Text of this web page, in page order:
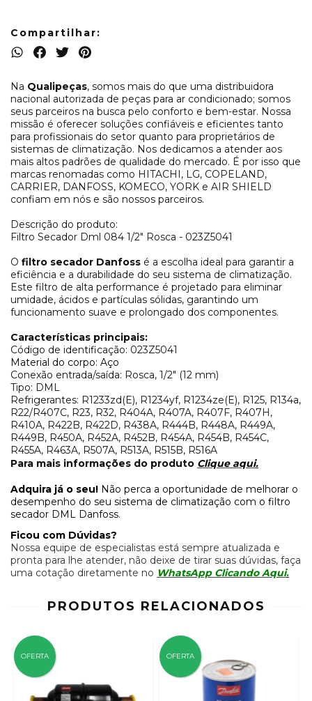
Compartilhar:
Na Qualipeças, somos mais do que uma distribuidora
nacional autorizada de peças para ar condicionado; somos
seus parceiros na busca pelo conforto e bem-estar. Nossa
missão é oferecer soluções confiáveis e eficientes tanto
para profissionais do setor quanto para proprietários de
sistemas de climatização. Nos dedicamos a atender aos
mais altos padrões de qualidade do mercado. É por isso que
marcas renomadas como HITACHI, LG, COPELAND,
CARRIER, DANFOSS, KOMECO, YORK e AIR SHIELD
confiam em nós e são nossos parceiros.
Descrição do produto:
Filtro Secador Dml 084 1/2" Rosca - 023Z5041
O filtro secador Danfoss é a escolha ideal para garantir a
eficiência e a durabilidade do seu sistema de climatização.
Este filtro de alta performance é projetado para eliminar
umidade, ácidos e partículas sólidas, garantindo um
funcionamento suave e prolongado dos componentes.
Características principais:
Código de identificação: 023Z5041
Material do corpo: Aço
Conexão entrada/saída: Rosca, 1/2" (12 mm)
Tipo: DML
Refrigerantes: R1233zd(E), R1234yf, R1234ze(E), R125, R134a,
R22/R407C, R23, R32, R404A, R407A, R407F, R407H,
R410A, R422B, R422D, R438A, R444B, R448A, R449A,
R449B, R450A, R452A, R452B, R454A, R454B, R454C,
R455A, R463A, R507A, R513A, R515B, R516A
Para mais informações do produto Clique aqui.
Adquira já o seu! Não perca a oportunidade de melhorar o
desempenho do seu sistema de climatização com o filtro
secador DML Danfoss.
Ficou com Dúvidas?
Nossa equipe de especialistas está sempre atualizada e
pronta para lhe atender, não deixe de tirar suas dúvidas, faça
uma cotação diretamente no WhatsApp Clicando Aqui.
PRODUTOS RELACIONADOS
OFERTA OFERTA